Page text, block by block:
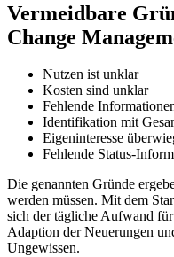
Vermeidbare
Change
Nutzen ist unklar
Kosten sind unklar
Fehlende
Identifikation mit
Eigeninteresse
Fehlende Status-
Die genannten Gründe
werden müssen. Mit dem
sich der tägliche Aufwand
Adaption der Neuerungen
Ungewissen.